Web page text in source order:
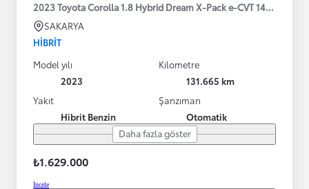
2023 Toyota Corolla 1.8 Hybrid Dream X-Pack e-CVT 140HP
SAKARYA
HIBRIT
Model yılı
2023
Kilometre
131.665 km
Yakıt
Hibrit Benzin
Şanzıman
Otomatik
Daha fazla göster
₺1.629.000
İncele